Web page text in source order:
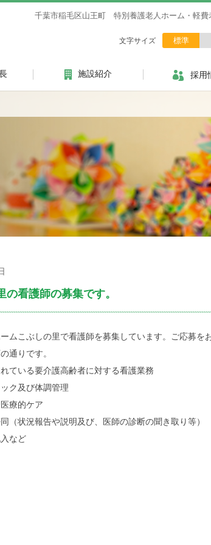
千葉市稲毛区山王町 特別養護老人ホーム・軽費
文字サイズ 標準
施設紹介 採用
の看護師の募集です。
ムこぶしの里で看護師を募集しています。ご応募を
通りです。
れている要介護高齢者に対する看護業務
ク及び体調管理
療的ケア
（状況報告や説明及び、医師の診断の聞き取り等）
など